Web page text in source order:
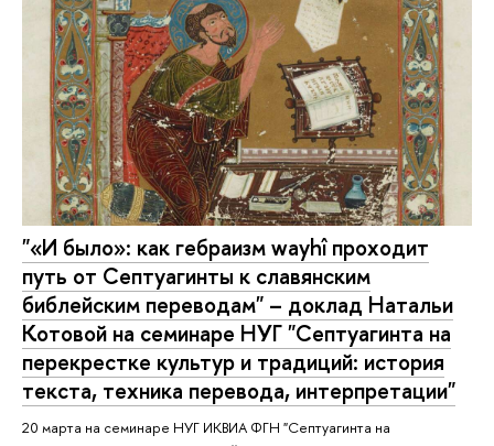
"«И было»: как гебраизм wayhî проходит
путь от Септуагинты к славянским
библейским переводам" – доклад Натальи
Котовой на семинаре НУГ "Септуагинта на
перекрестке культур и традиций: история
текста, техника перевода, интерпретации"
20 марта на семинаре НУГ ИКВИА ФГН "Септуагинта на